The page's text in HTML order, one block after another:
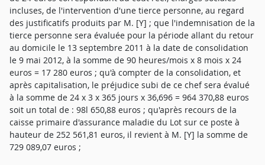
incluses, de l'intervention d'une tierce personne, au regard
des justificatifs produits par M. [Y] ; que l'indemnisation de la
tierce personne sera évaluée pour la période allant du retour
au domicile le 13 septembre 2011 à la date de consolidation
le 9 mai 2012, à la somme de 90 heures/mois x 8 mois x 24
euros = 17 280 euros ; qu'à compter de la consolidation, et
après capitalisation, le préjudice subi de ce chef sera évalué
à la somme de 24 x 3 x 365 jours x 36,696 = 964 370,88 euros
soit un total de : 98l 650,88 euros ; qu'après recours de la
caisse primaire d'assurance maladie du Lot sur ce poste à
hauteur de 252 561,81 euros, il revient à M. [Y] la somme de
729 089,07 euros ;